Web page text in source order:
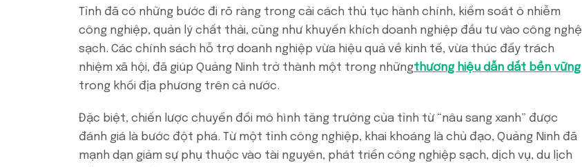
Tỉnh đã có những bước đi rõ ràng trong cải cách thủ tục hành chính, kiểm soát ô nhiễm
công nghiệp, quản lý chất thải, cũng như khuyến khích doanh nghiệp đầu tư vào công nghệ
sạch. Các chính sách hỗ trợ doanh nghiệp vừa hiệu quả về kinh tế, vừa thúc đẩy trách
nhiệm xã hội, đã giúp Quảng Ninh trở thành một trong nhữngthương hiệu dẫn dắt bền vững
trong khối địa phương trên cả nước.
Đặc biệt, chiến lược chuyển đổi mô hình tăng trưởng của tỉnh từ “nâu sang xanh” được
đánh giá là bước đột phá. Từ một tỉnh công nghiệp, khai khoáng là chủ đạo, Quảng Ninh đã
mạnh dạn giảm sự phụ thuộc vào tài nguyên, phát triển công nghiệp sạch, dịch vụ, du lịch